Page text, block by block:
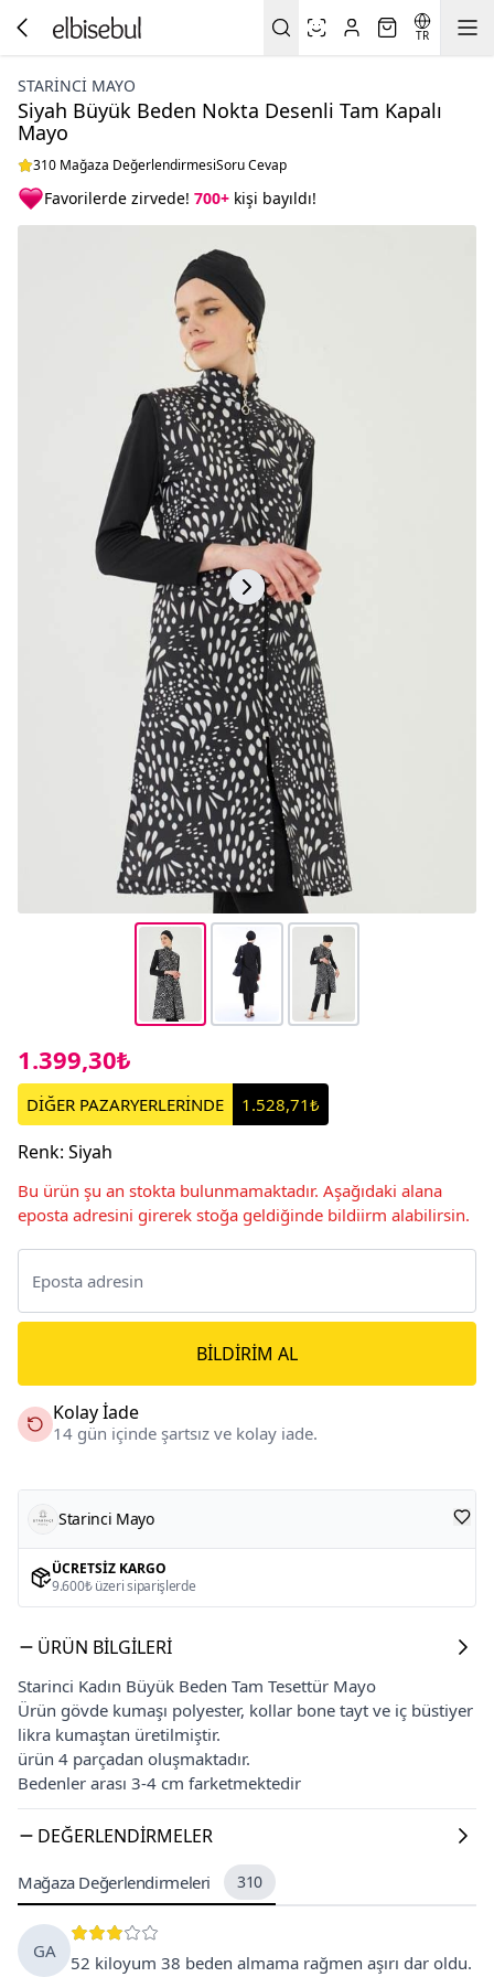
TR
STARINCI MAYO
Siyah Büyük Beden Nokta Desenli Tam Kapalı
Mayo
310 Mağaza DeğerlendirmesiSoru Cevap
Favorilerde zirvede! 700+ kişi bayıldı!
1.399,30₺
DİĞER PAZARYERLERİNDE 1.528,71₺
Renk: Siyah
Bu ürün şu an stokta bulunmamaktadır. Aşağıdaki alana
eposta adresini girerek stoğa geldiğinde bildiirm alabilirsin.
BILDIRIM AL
Kolay İade
14 gün içinde şartsız ve kolay iade.
Starinci Mayo
ÜCRETSIZ KARGO
9.600₺ üzeri siparişlerde
ÜRÜN BILGILERI
Starinci Kadın Büyük Beden Tam Tesettür Mayo
Ürün gövde kumaşı polyester, kollar bone tayt ve iç büstiyer
likra kumaştan üretilmiştir.
ürün 4 parçadan oluşmaktadır.
Bedenler arası 3-4 cm farketmektedir
DEĞERLENDIRMELER
Mağaza Değerlendirmeleri 310
GA
52 kiloyum 38 beden almama rağmen aşırı dar oldu.